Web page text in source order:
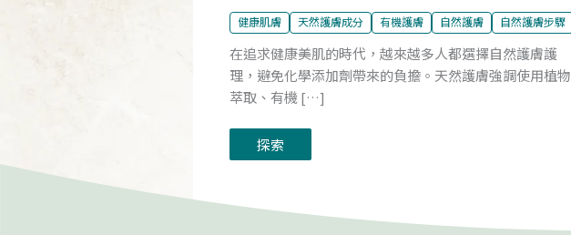
健康肌膚
天然護膚成分 有機護膚 自然護膚 自然護膚步驟
在追求健康美肌的時代，越來越多人都選擇自然護膚護
理，避免化學添加劑帶來的負擔。天然護膚強調使用植物
萃取、有機 […]
探索